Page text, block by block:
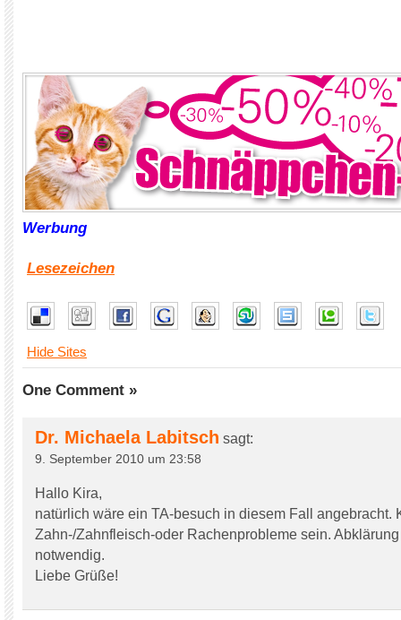
Werbung
Lesezeichen
Hide Sites
One Comment »
Dr. Michaela Labitsch sagt:
9. September 2010 um 23:58
Hallo Kira,
natürlich wäre ein TA-besuch in diesem Fall angebracht.
Zahn-/Zahnfleisch-oder Rachenprobleme sein.
notwendig.
Liebe Grüße!